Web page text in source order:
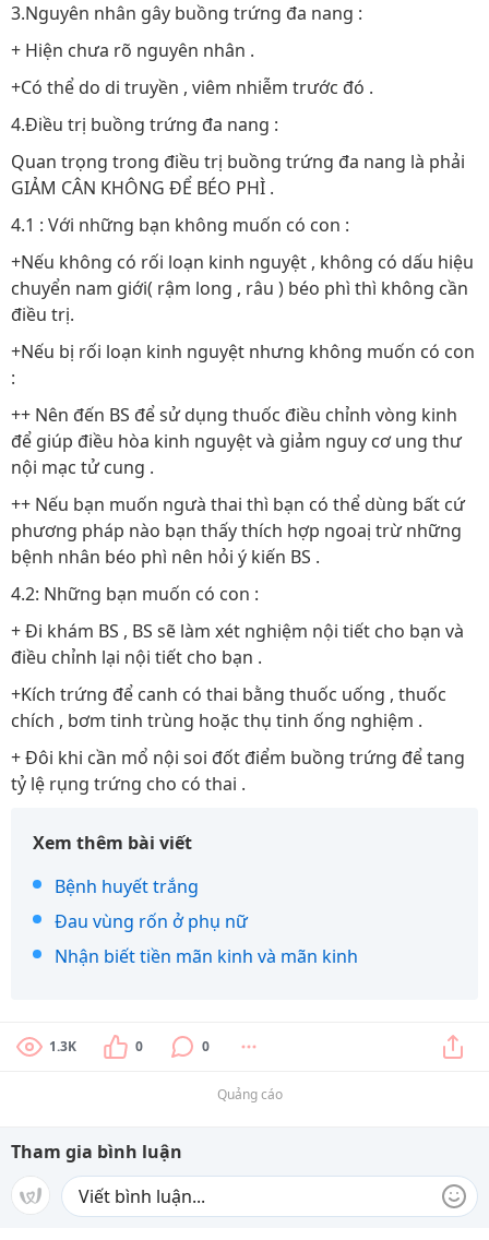
3.Nguyên nhân gây buồng trứng đa nang :
+ Hiện chưa rõ nguyên nhân .
+Có thể do di truyền , viêm nhiễm trước đó .
4.Điều trị buồng trứng đa nang :
Quan trọng trong điều trị buồng trứng đa nang là phải
GIẢM CÂN KHÔNG ĐỂ BÉO PHÌ .
4.1 : Với những bạn không muốn có con :
+Nếu không có rối loạn kinh nguyệt , không có dấu hiệu
chuyển nam giới( rậm long , râu ) béo phì thì không cần
điều trị.
+Nếu bị rối loạn kinh nguyệt nhưng không muốn có con
:
++ Nên đến BS để sử dụng thuốc điều chỉnh vòng kinh
để giúp điều hòa kinh nguyệt và giảm nguy cơ ung thư
nội mạc tử cung .
++ Nếu bạn muốn ngưà thai thì bạn có thể dùng bất cứ
phương pháp nào bạn thấy thích hợp ngoaị trừ những
bệnh nhân béo phì nên hỏi ý kiến BS .
4.2: Những bạn muốn có con :
+ Đi khám BS , BS sẽ làm xét nghiệm nội tiết cho bạn và
điều chỉnh lại nội tiết cho bạn .
+Kích trứng để canh có thai bằng thuốc uống , thuốc
chích , bơm tinh trùng hoặc thụ tinh ống nghiệm .
+ Đôi khi cần mổ nội soi đốt điểm buồng trứng để tang
tỷ lệ rụng trứng cho có thai .
Xem thêm bài viết
Bệnh huyết trắng
Đau vùng rốn ở phụ nữ
Nhận biết tiền mãn kinh và mãn kinh
1.3K 0 0
Quảng cáo
Tham gia bình luận